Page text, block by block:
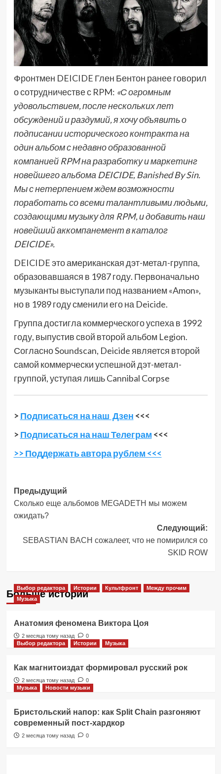
Фронтмен DEICIDE Глен Бентон ранее говорил
о сотрудничестве с RPM: «С огромным
удовольствием, после нескольких лет
обсуждений и раздумий, я хочу объявить о
подписании исторического контракта на
один альбом с недавно образованной
компанией RPM на разработку и маркетинг
новейшего альбома DEICIDE, Banished By Sin.
Мы с нетерпением ждем возможности
поработать со всеми талантливыми людьми,
создающими музыку для RPM, и добавить наш
новейший аккомпанемент в каталог
DEICIDE».
DEICIDE это американская дэт-метал-группа,
образовавшаяся в 1987 году. Первоначально
музыканты выступали под названием «Amon»,
но в 1989 году сменили его на Deicide.
Группа достигла коммерческого успеха в 1992
году, выпустив свой второй альбом Legion.
Согласно Soundscan, Deicide является второй
самой коммерчески успешной дэт-метал-
группой, уступая лишь Cannibal Corpse
> Подписаться на наш Дзен <<<
> Подписаться на наш Телеграм <<<
>> Поддержать автора рублем <<<
Навигация
записи
Предыдущий
Сколько еще альбомов MEGADETH мы можем
ожидать?
Следующий:
SEBASTIAN BACH сожалеет, что не помирился со
SKID ROW
Больше историй
Выбор редактора Истории Культфронт
Между прочим
Музыка
Анатомия феномена Виктора Цоя
2 месяца тому назад
0
Выбор редактора
Истории Музыка
Как магнитоиздат формировал русский рок
2 месяца тому назад
0
Музыка
Новости музыки
Бристольский напор: как Split Chain разгоняют
современный пост-хардкор
2 месяца тому назад 0